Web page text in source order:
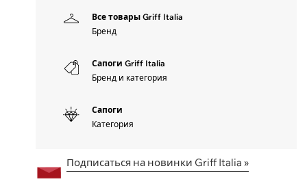
Все товары Griff Italia
Бренд
Сапоги Griff Italia
Бренд и категория
Сапоги
Категория
Подписаться на новинки Griff Italia »